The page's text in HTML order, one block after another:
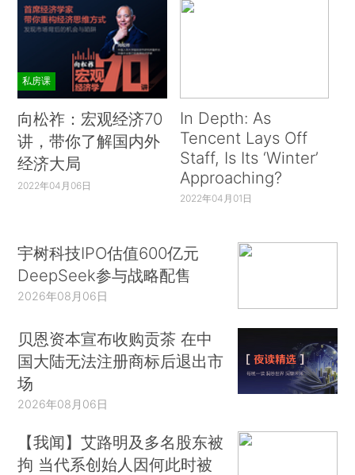
私房课
向松祚：宏观经济70
讲，带你了解国内外
经济大局
2022年04月06日
In Depth: As
Tencent Lays Off
Staff, Is Its ‘Winter’
Approaching?
2022年04月01日
宇树科技IPO估值600亿元
DeepSeek参与战略配售
2026年08月06日
贝恩资本宣布收购贡茶 在中
国大陆无法注册商标后退出市
场
2026年08月06日
【我闻】艾路明及多名股东被
拘 当代系创始人因何此时被